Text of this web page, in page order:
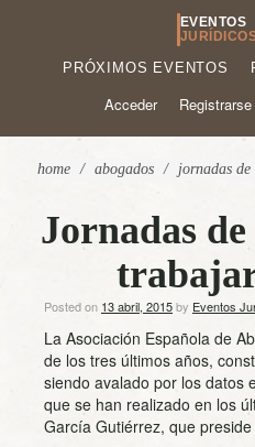
EVENTOS
PRÓXIMOS EVENTOS
Acceder Registrarse
home / abogados / jornadas
Jornadas
Posted on 13 abril, 2015by Eventos
La Asociación Española de
de los tres últimos años,
siendo avalado por los datos
que se han realizado en los
García Gutiérrez, que